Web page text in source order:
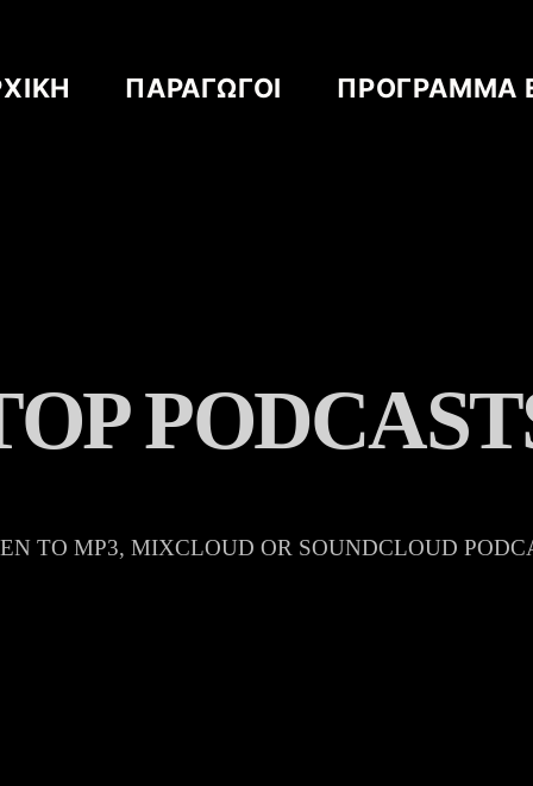
ΠΑΡΑΓΩΓΟΙ ΠΡΟΓΡΑΜΜΑ
OPPODCAST
TO MP3, MIXCLOUD OR SOUNDCLOUD